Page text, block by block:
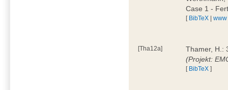
Case 1 -
[ BibTeX |www
[Tha12a]
Thamer, H.:
(Projekt:
[ BibTeX ]